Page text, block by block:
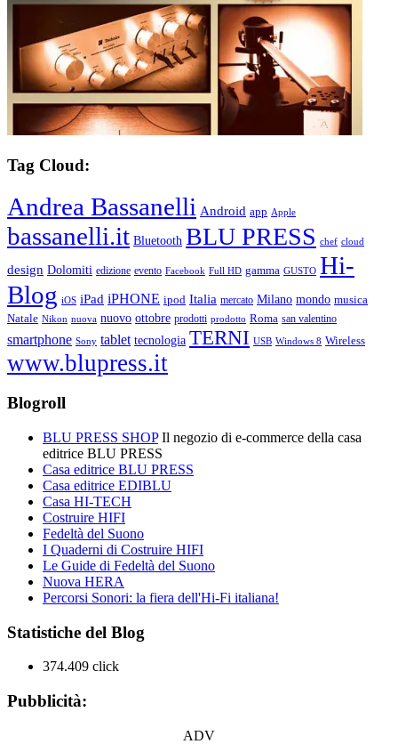
Tag Cloud:
Andrea Bassanelli Android app Apple
bassanelli.it Bluetooth BLU PRESS chef cloud
design Dolomiti edizione evento Facebook Full HD gamma GUSTO Hi-
Blog iOS iPad iPHONE ipod Italia mercato Milano mondo musica
Natale Nikon nuova nuovo ottobre prodotti prodotto Roma san valentino
smartphone Sony tablet tecnologia TERNI USB Windows 8 Wireless
www.blupress.it
Blogroll
BLU PRESS SHOPIl negozio di e-commerce della casa
editrice BLU PRESS
Casa editrice BLU PRESS
Casa editrice EDIBLU
Casa HI-TECH
Costruire HIFI
Fedeltà del Suono
I Quaderni di Costruire HIFI
Le Guide di Fedeltà del Suono
Nuova HERA
Percorsi Sonori: la fiera dell'Hi-Fi italiana!
Statistiche del Blog
374.409 click
Pubblicità:
ADV